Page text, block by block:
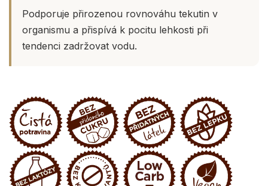
Podporuje přirozenou rovnováhu tekutin v
organismu a přispívá k pocitu lehkosti při
tendenci zadržovat vodu.